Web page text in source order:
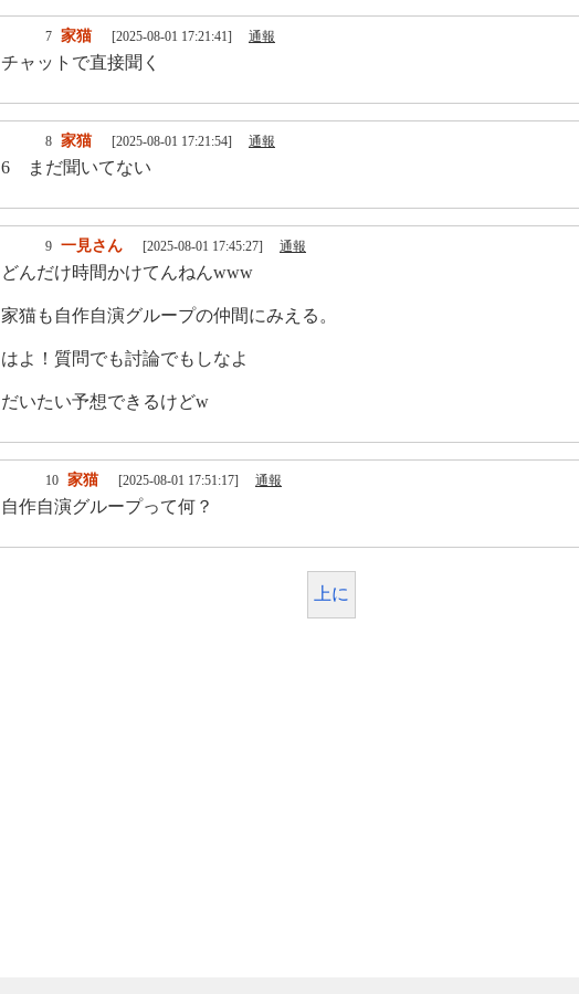
7 家猫 [2025-08-01 17:21:41] 通報
チャットで直接聞く
8 家猫 [2025-08-01 17:21:54] 通報
6 まだ聞いてない
9 一見さん [2025-08-01 17:45:27] 通報
どんだけ時間かけてんねんwww
家猫も自作自演グループの仲間にみえる。
はよ！質問でも討論でもしなよ
だいたい予想できるけどw
10 家猫 [2025-08-01 17:51:17] 通報
自作自演グループって何？
上に